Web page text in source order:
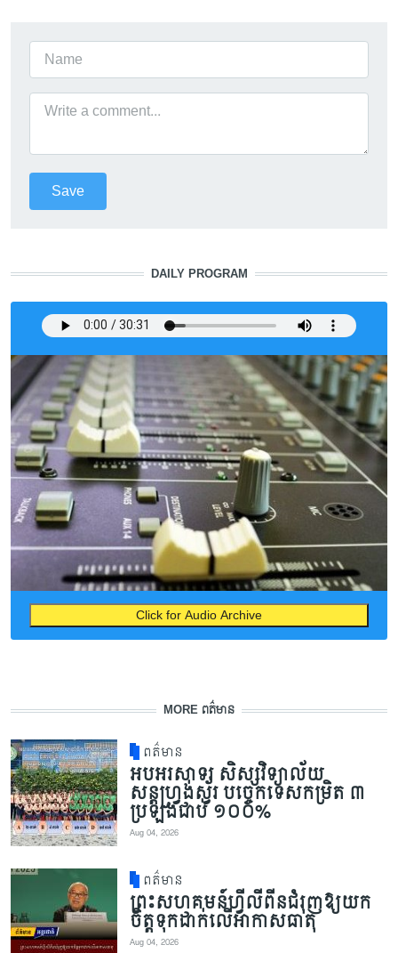
DAILY PROGRAM
Click for Audio Archive
MORE ពត៌មាន
ពត៌មាន
អបអរសាទរ សិស្សវិទ្យាល័យ
សន្តហ្វ្រង់ស្វ័រ បច្ចេកទេសកម្រិត ៣
ប្រឡងជាប់ ១០០%
Aug 04, 2026
ពត៌មាន
ព្រះសហគមន៍ហ្វីលីពីនជំរុញឱ្យយក
ចិត្តទុកដាក់លើអាកាសធាតុ
Aug 04, 2026